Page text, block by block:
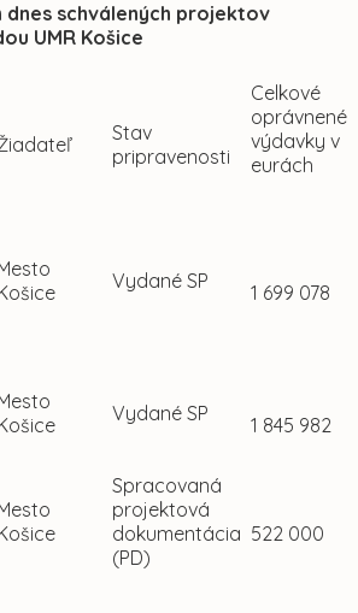
dnes schválených projektov
UMR Košice
Stav
pripravenosti
Celkové
výdavky v
eurách
Vydané SP 1 699 078
Vydané SP 1 845 982
Spracovaná
projektová
dokumentácia
(PD)
522 000